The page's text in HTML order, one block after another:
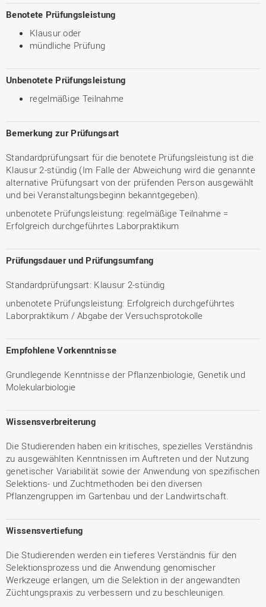
Benotete Prüfungsleistung
Klausur oder
mündliche Prüfung
Unbenotete Prüfungsleistung
regelmäßige Teilnahme
Bemerkung zur Prüfungsart
Standardprüfungsart für die benotete Prüfungsleistung ist die
Klausur 2-stündig (Im Falle der Abweichung wird die genannte
alternative Prüfungsart von der prüfenden Person ausgewählt
und bei Veranstaltungsbeginn bekanntgegeben).
unbenotete Prüfungsleistung: regelmäßige Teilnahme =
Erfolgreich durchgeführtes Laborpraktikum
Prüfungsdauer und Prüfungsumfang
Standardprüfungsart: Klausur 2-stündig
unbenotete Prüfungsleistung: Erfolgreich durchgeführtes
Laborpraktikum / Abgabe der Versuchsprotokolle
Empfohlene Vorkenntnisse
Grundlegende Kenntnisse der Pflanzenbiologie, Genetik und
Molekularbiologie
Wissensverbreiterung
Die Studierenden haben ein kritisches, spezielles Verständnis
zu ausgewählten Kenntnissen im Auftreten und der Nutzung
genetischer Variabilität sowie der Anwendung von spezifischen
Selektions- und Zuchtmethoden bei den diversen
Pflanzengruppen im Gartenbau und der Landwirtschaft.
Wissensvertiefung
Die Studierenden werden ein tieferes Verständnis für den
Selektionsprozess und die Anwendung genomischer
Werkzeuge erlangen, um die Selektion in der angewandten
Züchtungspraxis zu verbessern und zu beschleunigen.